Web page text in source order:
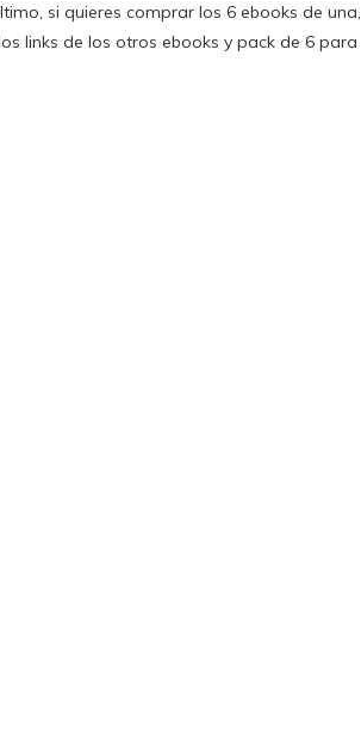
si quieres comprar los 6 ebooks de una,
links de los otros ebooks y pack de 6 para